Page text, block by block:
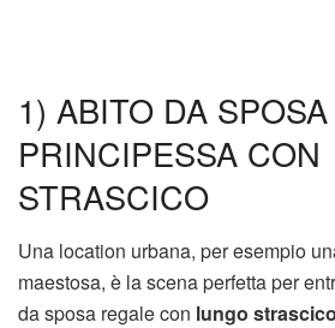
1) ABITO DA
PRINCIPESSA CON
STRASCICO
Una location urbana, per esempio
maestosa, è la scena perfetta per
da sposa regale con lungo strascico